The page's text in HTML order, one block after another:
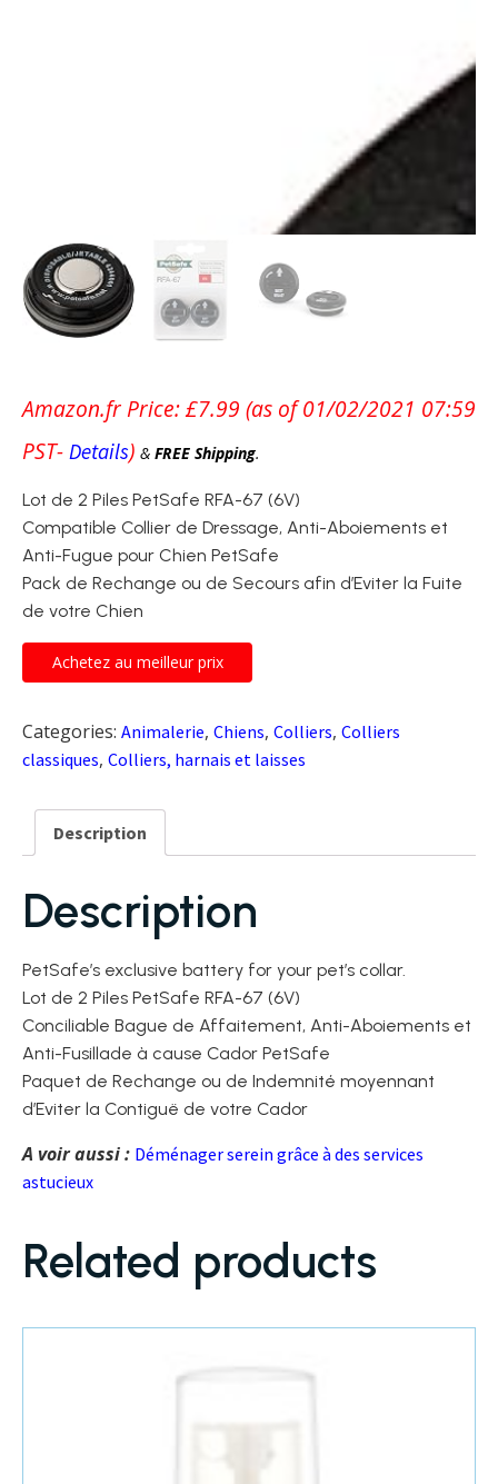
Amazon.fr Price:£7.99 (as of 01/02/2021 07:59
PST- Details) & FREE Shipping.
Lot de 2 Piles PetSafe RFA-67 (6V)
Compatible Collier de Dressage, Anti-Aboiements et
Anti-Fugue pour Chien PetSafe
Pack de Rechange ou de Secours afin d’Eviter la Fuite
de votre Chien
Achetez au meilleur prix
Categories: Animalerie, Chiens, Colliers, Colliers
classiques, Colliers, harnais et laisses
Description
Description
PetSafe’s exclusive battery for your pet’s collar.
Lot de 2 Piles PetSafe RFA-67 (6V)
Conciliable Bague de Affaitement, Anti-Aboiements et
Anti-Fusillade à cause Cador PetSafe
Paquet de Rechange ou de Indemnité moyennant
d’Eviter la Contiguë de votre Cador
A voir aussi : Déménager serein grâce à des services
astucieux
Related products